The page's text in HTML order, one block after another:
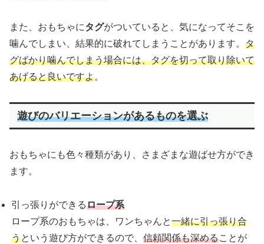
また、おもちゃにタグがついていると、気になってそこを
噛んでしまい、結果的に破れてしまうことがあります。 タ
グばかり噛んでしまう場合には、タグを切って取り除いて
あげると良いですよ。
遊びのバリエーションがあるものを選ぶ
おもちゃにも色々種類があり、さまざまな遊ばせ方ができ
ます。
引っ張りができるロープ系
ロープ系のおもちゃは、ワンちゃんと一緒に引っ張り合
うという遊び方ができるので、信頼関係も深めることが